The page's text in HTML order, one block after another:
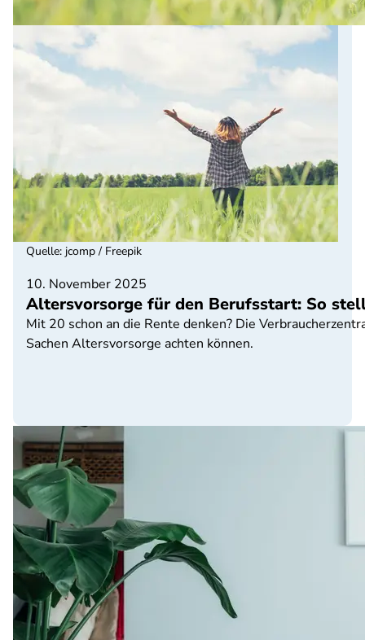
10. November 2025
Altersvorsorge für den Berufsstart: So
Mit 20 schon an die Rente denken? Die
Sachen Altersvorsorge achten können.
Quelle: jcomp / Freepik